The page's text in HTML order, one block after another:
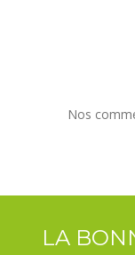
Nos
LA